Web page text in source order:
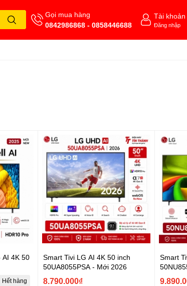
Gọi mua hàng
0842986868 - 0858446688
Tài khoản
Đăng nhập
AI 4K 50
Hết hàng
Smart Tivi LG AI 4K 50 inch
50UA8055PSA - Mới 2026
8.790.000₫
Smart